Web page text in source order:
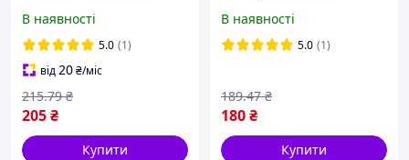
В наявності
5.0 (1)
від20₴/міс
205₴
215.79 ₴
Купити
(2608587164)
В наявності
5.0 (1)
180₴
189.47 ₴
Купити